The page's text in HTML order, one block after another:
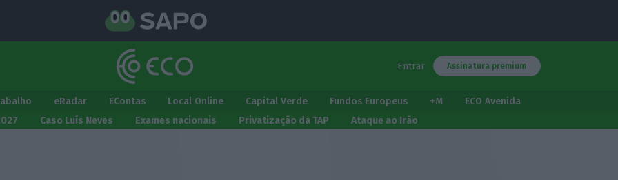
Entrar Assinatura premium
eRadar EContas Local Online Capital Verde Fundos Europeus +M
ECO Avenida
Caso Luís Neves Exames nacionais Privatização da TAP Ataque ao Irão